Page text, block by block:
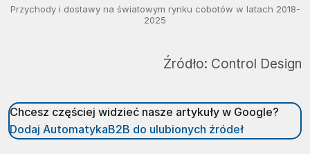
Przychody i dostawy na światowym rynku cobotów w latach 2018-
2025
Źródło: Control Design
Chcesz częściej widzieć nasze artykuły w Google?
Dodaj AutomatykaB2B do ulubionych źródeł